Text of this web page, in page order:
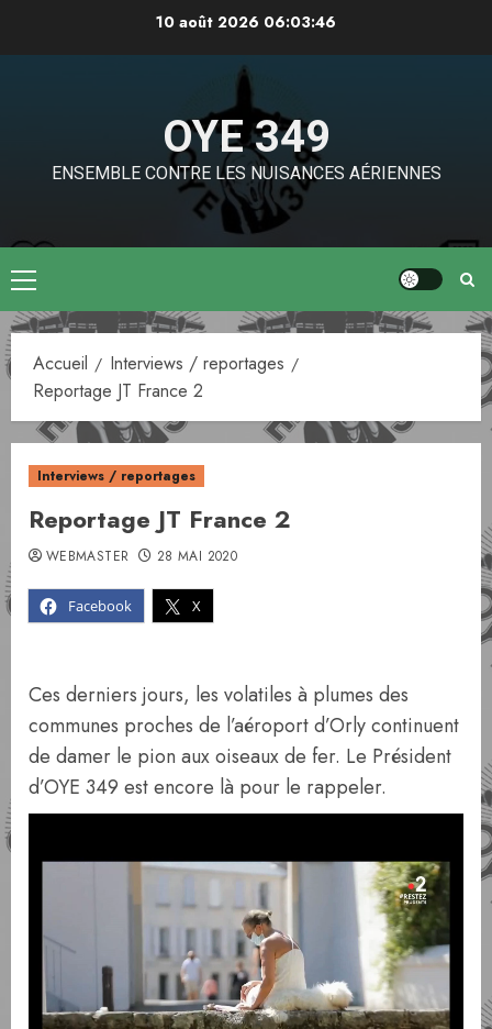
10 août 2026 06:03:46
OYE 349
ENSEMBLE CONTRE LES NUISANCES AÉRIENNES
Menu
principal
Accueil
Interviews / reportages
Reportage JT France 2
Interviews / reportages
Reportage JT France 2
Facebook X
WEBMASTER 28 MAI 2020
Ces derniers jours, les volatiles à plumes des
communes proches de l’aéroport d’Orly continuent
de damer le pion aux oiseaux de fer. Le Président
d’OYE 349 est encore là pour le rappeler.